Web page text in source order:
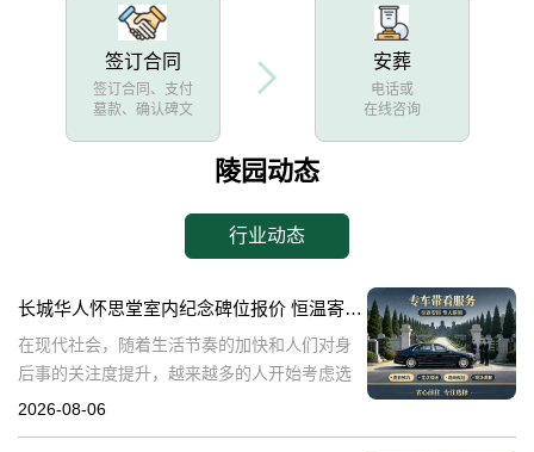
签订合同
签订合同、支付
墓款、确认碑文
安葬
电话或
在线咨询
陵园动态
行业动态
长城华人怀思堂室内纪念碑位报价 恒温寄存配套同步减免详解
在现代社会，随着生活节奏的加快和人们对身
后事的关注度提升，越来越多的人开始考虑选
择合适的纪念方式来表达对逝者的哀思和怀
2026-08-06